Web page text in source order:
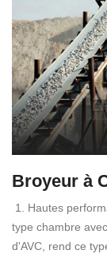
Broyeur à
1. Hautes
type chambre
d'AVC, rend ce